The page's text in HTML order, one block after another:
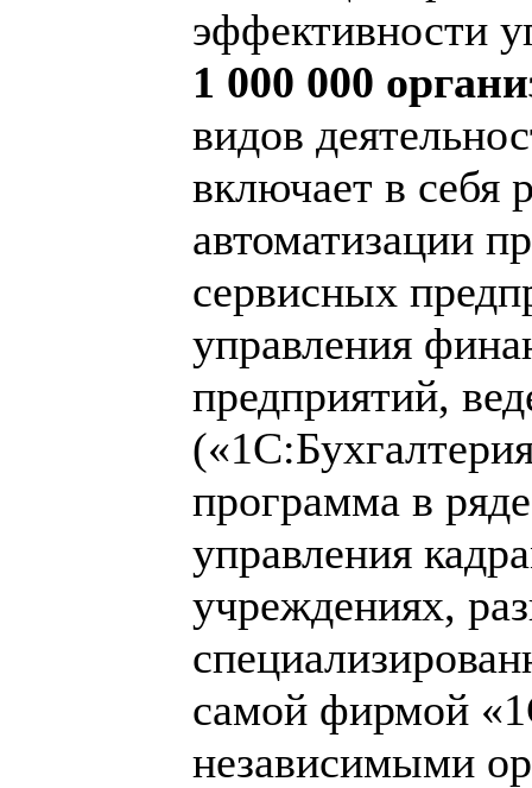
эффективности
1 000 000
видов
включает в себя
автоматизации
сервисных
управления
предприятий,
программа в
управления
учреждениях,
самой фирмой
независимыми